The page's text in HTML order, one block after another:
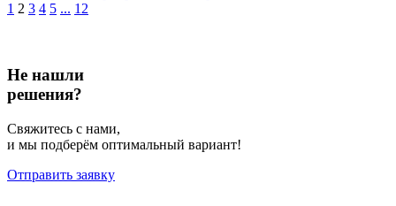
1 2 3 4 5 ... 12
Не нашли
решения?
Свяжитесь с нами,
и мы подберём оптимальный вариант!
Отправить заявку